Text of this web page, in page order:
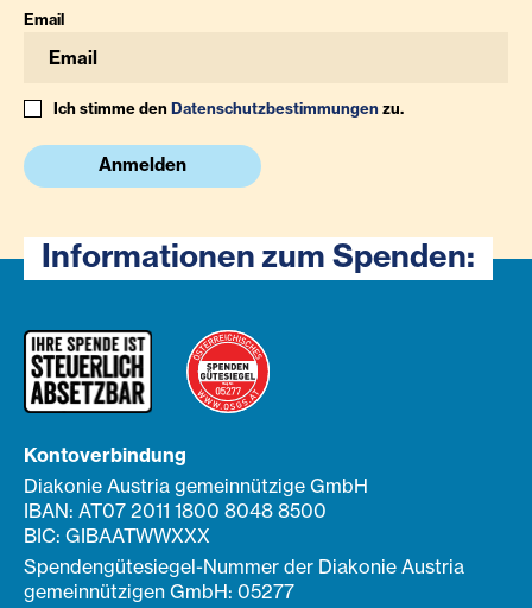
Email
Ich stimme denDatenschutzbestimmungenzu.
Anmelden
Informationen zum Spenden:
Kontoverbindung
Diakonie Austria gemeinnützige GmbH
IBAN: AT07 2011 1800 8048 8500
BIC: GIBAATWWXXX
Spendengütesiegel-Nummer der Diakonie Austria
gemeinnützigen GmbH: 05277